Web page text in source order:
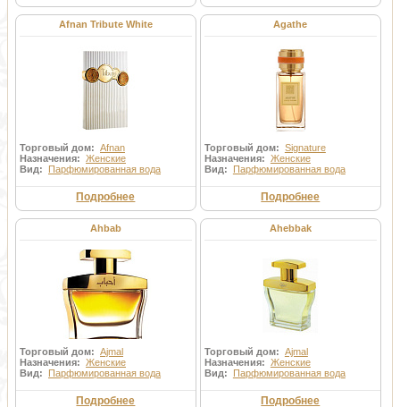
Afnan Tribute White
Торговый дом: Afnan
Назначения: Женские
Вид: Парфюмированная вода
Подробнее
Agathe
Торговый дом: Signature
Назначения: Женские
Вид: Парфюмированная вода
Подробнее
Ahbab
Торговый дом: Ajmal
Назначения: Женские
Вид: Парфюмированная вода
Подробнее
Ahebbak
Торговый дом: Ajmal
Назначения: Женские
Вид: Парфюмированная вода
Подробнее